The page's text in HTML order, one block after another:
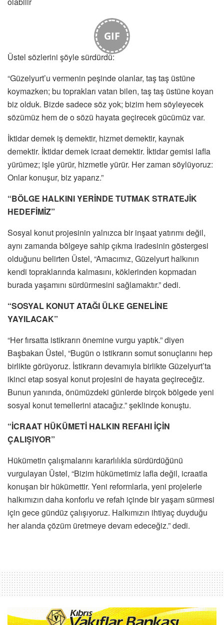
GIF
Üstel sözlerini şöyle sürdürdü:
“Güzelyurt’u vermenin peşinde olanlar, taş taş üstüne
koymazken; bu toprakları vatan bilen, taş taş üstüne koyan
biz olduk. Bizde sadece söz yok; bizim hem söyleyecek
sözümüz hem de o sözü hayata geçirecek gücümüz var.
İktidar demek iş demektir, hizmet demektir, kaynak
demektir. İktidar demek icraat demektir. İktidar gemisi lafla
yürümez; işle yürür, hizmetle yürür. Her zaman söylüyoruz:
Onlar konuşur, biz yaparız.”
“BÖLGE HALKINI YERİNDE TUTMAK STRATEJİK
HEDEFİMİZ”
Sosyal konut projesinin yalnızca bir inşaat yatırımı değil,
aynı zamanda bölgeye sahip çıkma iradesinin göstergesi
olduğunu belirten Üstel, “Amacımız, Güzelyurt halkının
kendi topraklarında kalmasını, köklerinden kopmadan
burada yaşamını sürdürmesini sağlamaktır.” dedi.
“SOSYAL KONUT ATAĞI ÜLKE GENELİNE
YAYILACAK”
“Her fırsatta istikrarın önemine vurgu yaptık.” diyen
Başbakan Üstel, “Bugün o istikrarın somut sonuçlarını hep
birlikte görüyoruz. İstikrarın devamıyla birlikte Güzelyurt’ta
ikinci etap sosyal konut projesini de hayata geçireceğiz.
Bunun yanında, önümüzdeki günlerde birçok bölgede yeni
sosyal konut temellerini atacağız.” şeklinde konuştu.
“İCRAAT HÜKÜMETİ HALKIN REFAHI İÇİN
ÇALIŞIYOR”
Hükümetin çalışmalarını kararlılıkla sürdürdüğünü
vurgulayan Üstel, “Bizim hükümetimiz lafla değil, icraatla
konuşan bir hükümettir. Yeni reformlarla, yeni projelerle
halkımızın daha konforlu ve refah içinde bir yaşam sürmesi
için gece gündüz çalışıyoruz. Halkımızın ihtiyaç duyduğu
her alanda çözüm üretmeye devam edeceğiz.” dedi.